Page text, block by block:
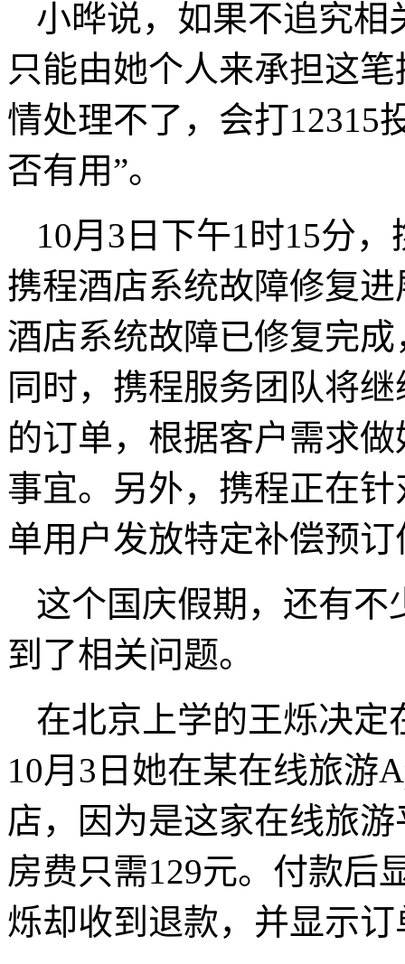
小晔说，如果不追究相
只能由她个人来承担这
情处理不了，会打12315
否有用”。
10月3日下午1时15分
携程酒店系统故障修复
酒店系统故障已修复完
同时，携程服务团队将
的订单，根据客户需求
事宜。另外，携程正在
单用户发放特定补偿预
这个国庆假期，还有不
到了相关问题。
在北京上学的王烁决定
10月3日她在某在线旅游
店，因为是这家在线旅
房费只需129元。付款后
烁却收到退款，并显示